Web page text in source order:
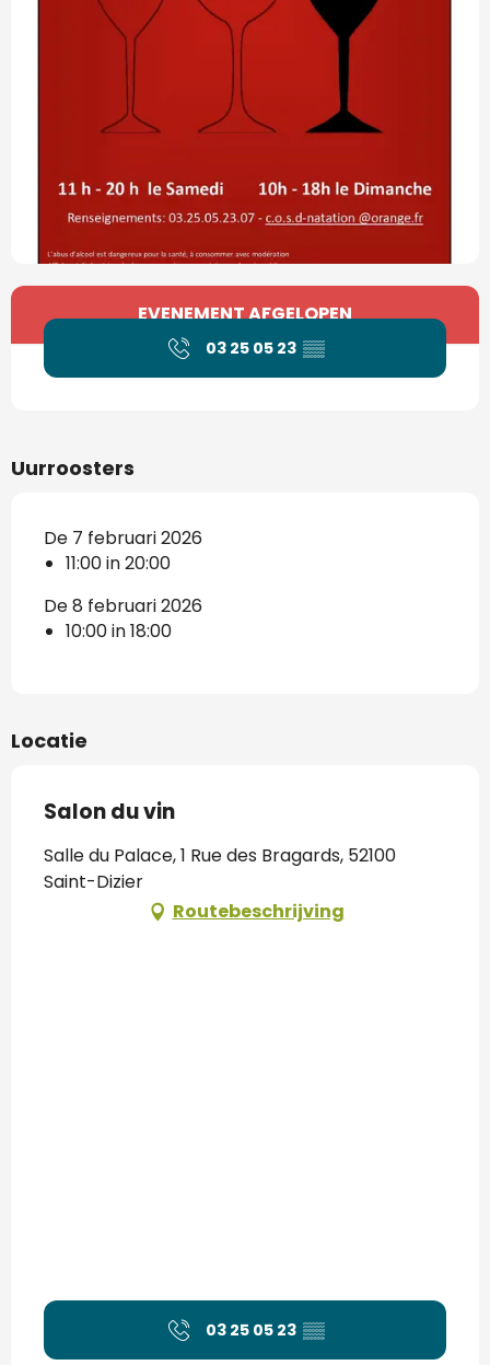
Openingstijden en contactgegevens
EVENEMENT AFGELOPEN
03 25 05 23 ▒▒
Uurroosters
De 7 februari 2026
11:00 in 20:00
De 8 februari 2026
10:00 in 18:00
Locatie
Salon du vin
Salle du Palace, 1 Rue des Bragards, 52100
Saint-Dizier
Routebeschrijving
03 25 05 23 ▒▒